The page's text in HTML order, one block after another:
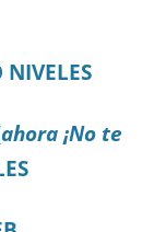
ahora ¡No te